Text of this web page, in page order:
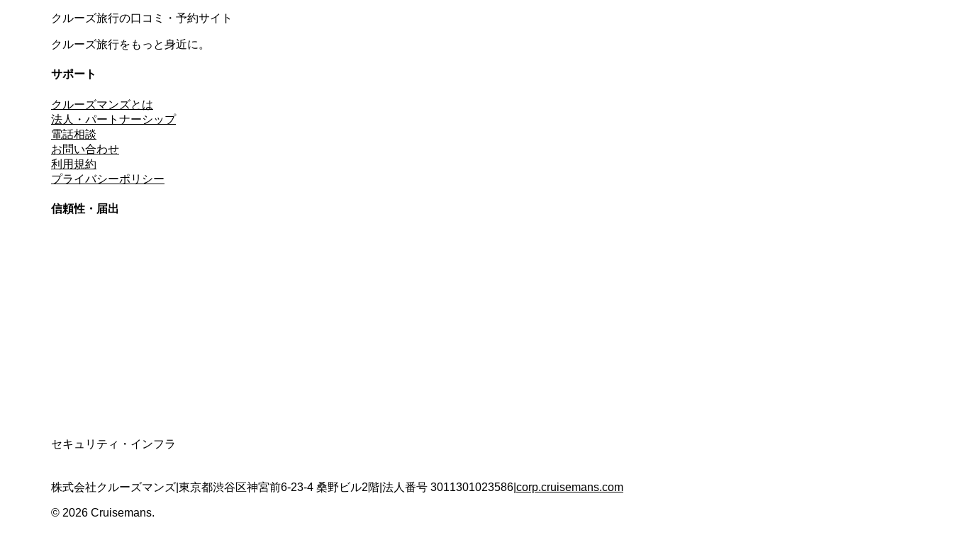
クルーズ旅行の口コミ・予約サイト
クルーズ旅行をもっと身近に。
サポート
クルーズマンズとは
法人・パートナーシップ
電話相談
お問い合わせ
利用規約
プライバシーポリシー
信頼性・届出
セキュリティ・インフラ
株式会社クルーズマンズ 東京都渋谷区神宮前6-23-4 桑野ビル2階 法人番号 3011301023586 corp.cruisemans.com
© 2026 Cruisemans.